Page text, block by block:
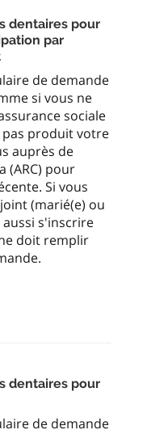
dentaires pour
par
de demande
si vous ne
sociale
pas produit votre
auprès de
(ARC) pour
Si vous
(marié(e) ou
s'inscrire
doit remplir
dentaires pour
de demande